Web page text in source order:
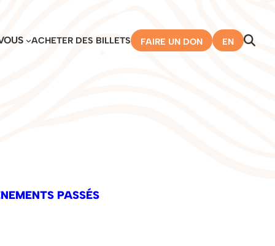
ACHETER DES BILLETS FAIRE UN DON EN
PASSÉS